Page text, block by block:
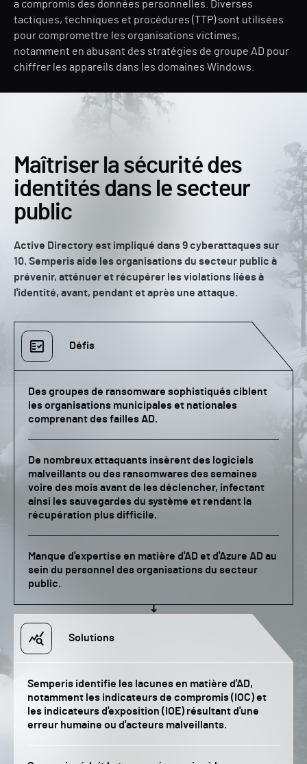
a compromis des données personnelles. Diverses
tactiques, techniques et procédures (TTP) sont utilisées
pour compromettre les organisations victimes,
notamment en abusant des stratégies de groupe AD pour
chiffrer les appareils dans les domaines Windows.
Maîtriser la sécurité des
identités dans le secteur
public
Active Directory est impliqué dans 9 cyberattaques sur
10. Semperis aide les organisations du secteur public à
prévenir, atténuer et récupérer les violations liées à
l'identité, avant, pendant et après une attaque.
Défis
Solutions
Des groupes de ransomware sophistiqués ciblent
les organisations municipales et nationales
comprenant des failles AD.
Semperis identifie les lacunes en matière d'AD,
notamment les indicateurs de compromis (IOC) et
les indicateurs d'exposition (IOE) résultant d'une
erreur humaine ou d'acteurs malveillants.
De nombreux attaquants insèrent des logiciels
malveillants ou des ransomwares des semaines
voire des mois avant de les déclencher, infectant
ainsi les sauvegardes du système et rendant la
récupération plus difficile.
Manque d'expertise en matière d'AD et d'Azure AD au
sein du personnel des organisations du secteur
public.